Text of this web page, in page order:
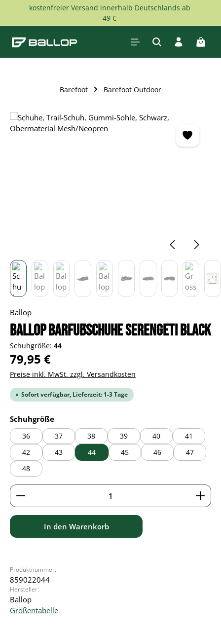
Zum Hauptinhalt springen
kostenfreier Versand innerhalb Deutschlands ab
49 €
Barefoot Barefoot Outdoor
Bildergalerie überspringen
Ballop
BALLOP Barfußschuhe Serengeti black
Schuhgröße: 44
Regulärer Preis:
79,95 €
Preise inkl. MwSt. zzgl. Versandkosten
Sofort verfügbar, Lieferzeit: 1-3 Tage
Schuhgrößeauswählen
36 37 38 39 40
41
42
43 44 45 46
47
48
Produkt Anzahl: Gib den gewünschten Wert ein
In den Warenkorb
Produktnummer:
859022044
Hersteller:
Ballop
Größentabelle